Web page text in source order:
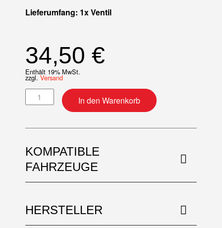
Lieferumfang: 1x Ventil
34,50 €
Enthält 19% MwSt.
zzgl. Versand
Ventil (Standard) Stahl Auslass Menge
In den Warenkorb
KOMPATIBLE
FAHRZEUGE
HERSTELLER